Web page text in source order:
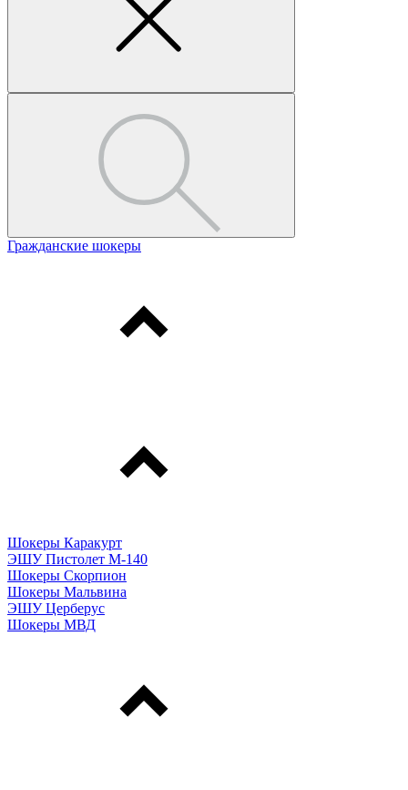
Гражданские шокеры
Шокеры Каракурт
ЭШУ Пистолет М-140
Шокеры Скорпион
Шокеры Мальвина
ЭШУ Церберус
Шокеры МВД